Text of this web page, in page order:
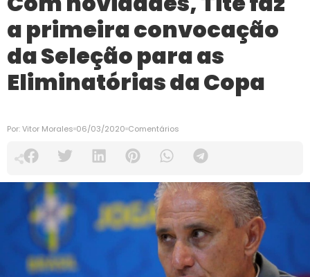
a primeira convocação
da Seleção para as
Eliminatórias da Copa
Por:Vitor Morales 06/03/2020 Comentários